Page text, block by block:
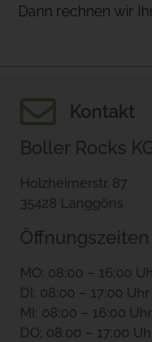
Dann rechnen wir
Kontakt
Boller Rocks
Holzheimerstr. 87
35428 Langgöns
Öffnungszeiten
MO: 08:00 – 16:00
DI: 08:00 – 17:00 Uhr
MI: 08:00 – 16:00 Uhr
DO: 08:00 – 17:00